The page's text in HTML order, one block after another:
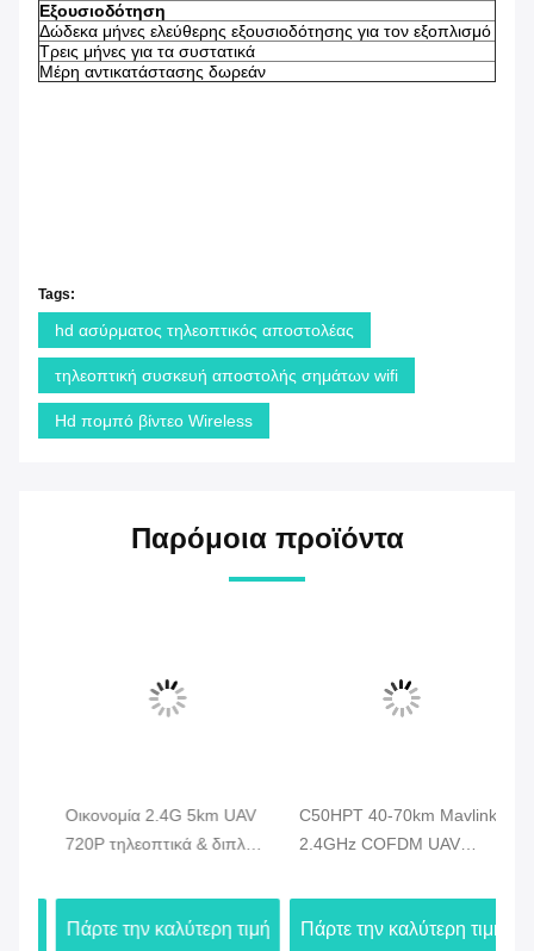
Εξουσιοδότηση
Δώδεκα μήνες ελεύθερης εξουσιοδότησης για τον εξοπλισμό
Τρεις μήνες για τα συστατικά
Μέρη αντικατάστασης δωρεάν
Tags:
hd ασύρματος τηλεοπτικός αποστολέας
τηλεοπτική συσκευή αποστολής σημάτων wifi
Hd πομπό βίντεο Wireless
Παρόμοια προϊόντα
Οικονομία 2.4G 5km UAV
720P τηλεοπτικά & διπλά
αποστολής σημάτων HDMI
κηφήνων τηλεοπτικά -
Πάρτε την καλύτερη τιμή
C50HPT 40-70km Mavlink
2.4GHz COFDM UAV
μακράς εμβέλειας
UP/Downlink
Πάρτε την καλύτερη τιμή